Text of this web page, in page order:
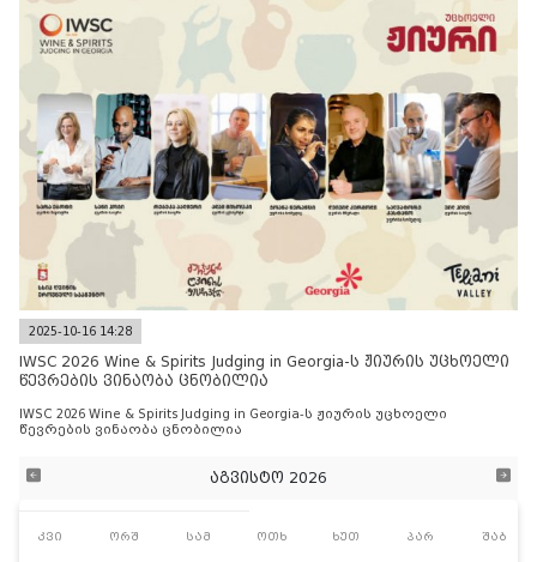
2025-10-16 14:28
IWSC 2026 Wine & Spirits Judging in Georgia-ს ჟიურის უცხოელი
წევრების ვინაობა ცნობილია
IWSC 2026 Wine & Spirits Judging in Georgia-ს ჟიურის უცხოელი
წევრების ვინაობა ცნობილია
აგვისტო 2026
კვი ორშ სამ ოთხ ხუთ პარ შაბ